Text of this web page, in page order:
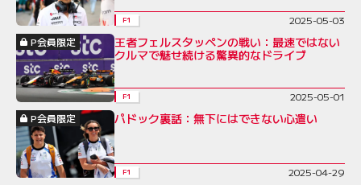
F1
2025-05-03
P会員限定
王者フェルスタッペンの戦い：最速ではない
クルマで魅せ続ける驚異的なドライブ
F1
2025-05-01
P会員限定
パドック裏話：無下にはできない心遣い
F1 2025-04-29